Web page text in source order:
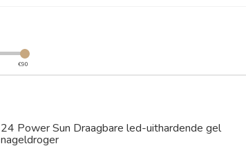
€90
24 Power Sun Draagbare led-uithardende gel
nageldroger